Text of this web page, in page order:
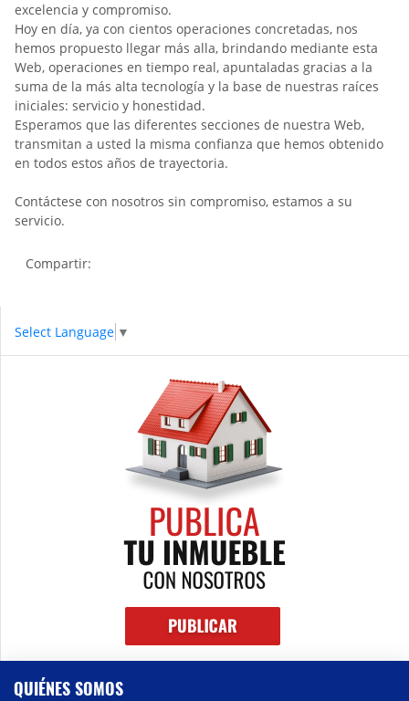
excelencia y compromiso.
Hoy en día, ya con cientos operaciones concretadas, nos
hemos propuesto llegar más alla, brindando mediante esta
Web, operaciones en tiempo real, apuntaladas gracias a la
suma de la más alta tecnología y la base de nuestras raíces
iniciales: servicio y honestidad.
Esperamos que las diferentes secciones de nuestra Web,
transmitan a usted la misma confianza que hemos obtenido
en todos estos años de trayectoria.
Contáctese con nosotros sin compromiso, estamos a su
servicio.
Compartir:
Select Language ▼
QUIÉNES SOMOS